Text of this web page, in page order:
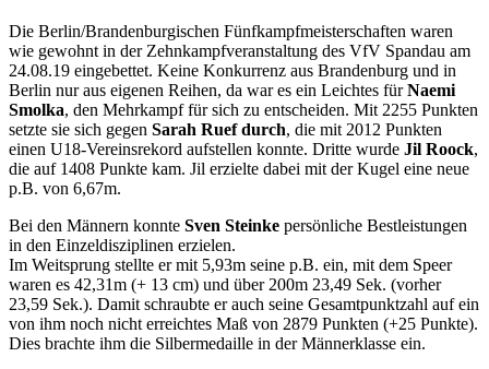
Die Berlin/Brandenburgischen Fünfkampfmeisterschaften waren
wie gewohnt in der Zehnkampfveranstaltung des VfV Spandau am
24.08.19 eingebettet. Keine Konkurrenz aus Brandenburg und in
Berlin nur aus eigenen Reihen, da war es ein Leichtes fürNaemi
Smolka, den Mehrkampf für sich zu entscheiden. Mit 2255 Punkten
setzte sie sich gegen Sarah Ruef durch, die mit 2012 Punkten
einen U18-Vereinsrekord aufstellen konnte. Dritte wurde Jil Roock,
die auf 1408 Punkte kam. Jil erzielte dabei mit der Kugel eine neue
p.B. von 6,67m.
Bei den Männern konnte Sven Steinke persönliche Bestleistungen
in den Einzeldisziplinen erzielen.
Im Weitsprung stellte er mit 5,93m seine p.B. ein, mit dem Speer
waren es 42,31m (+ 13 cm) und über 200m 23,49 Sek. (vorher
23,59 Sek.). Damit schraubte er auch seine Gesamtpunktzahl auf ein
von ihm noch nicht erreichtes Maß von 2879 Punkten (+25 Punkte).
Dies brachte ihm die Silbermedaille in der Männerklasse ein.